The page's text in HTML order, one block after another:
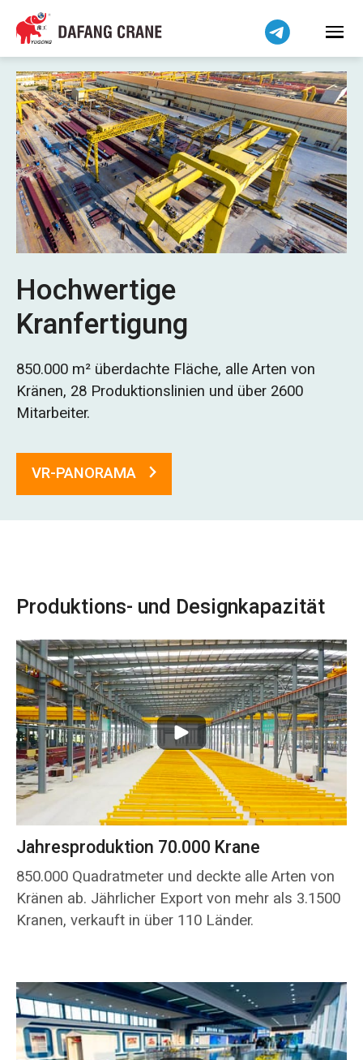
Hochwertige
Kranfertigung
850.000 m² überdachte Fläche, alle Arten von
Kränen, 28 Produktionslinien und über 2600
Mitarbeiter.
VR-PANORAMA
Produktions- und Designkapazität
Jahresproduktion 70.000 Krane
850.000 Quadratmeter und deckte alle Arten von
Kränen ab. Jährlicher Export von mehr als 3.1500
Kranen, verkauft in über 110 Länder.
Bahasa Indonesia
Bahasa Melayu
Tiếng Việt
简体中文
বাংলা
فارسی
Pilipino
اردو
Українська
Čeština
Kiswahili
Dansk
O‘zbekcha